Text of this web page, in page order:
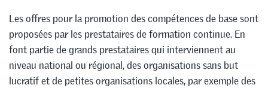
Les offres pour la promotion des compétences de base sont
proposées par les prestataires de formation continue. En
font partie de grands prestataires qui interviennent au
niveau national ou régional, des organisations sans but
lucratif et de petites organisations locales, par exemple des